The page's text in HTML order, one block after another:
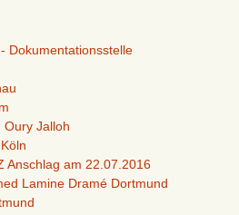
Dokumentationsstelle
Oury Jalloh
Anschlag am 22.07.2016
Lamine Dramé Dortmund